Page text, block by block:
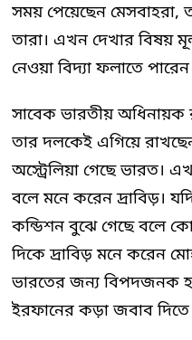
সময় পেয়েছেন মেসবাহরা,
তারা। এখন দেখার বিষয়
নেওয়া বিদ্যা ফলাতে
সাবেক ভারতীয় অধিনায়ক
তার দলকেই এগিয়ে
অস্ট্রেলিয়া গেছে ভারত।
বলে মনে করেন দ্রাবিড়।
কন্ডিশন বুঝে গেছে বলে
দিকে দ্রাবিড় মনে করেন
ভারতের জন্য বিপদজনক
ইরফানের কড়া জবাব দিতে